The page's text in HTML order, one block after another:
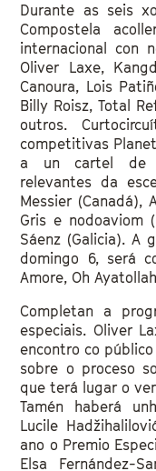
Durante as seis
Compostela
internacional con
Oliver Laxe,
Canoura, Lois
Billy Roisz, Total
outros.
competitivas
a un cartel de
relevantes da
Messier (Canadá),
Gris e nodoaviom
Sáenz (Galicia). A
domingo 6, será
Amore, Oh
Completan a
especiais. Oliver
encontro co
sobre o proceso
que terá lugar o
Tamén haberá
Lucile
ano o Premio
Elsa Fernández-